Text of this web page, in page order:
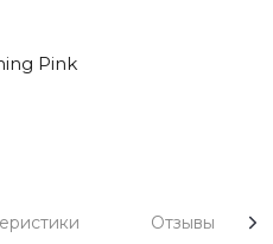
Pink
Отзывы